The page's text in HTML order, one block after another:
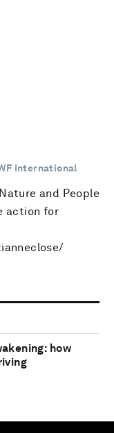
International
and People
action for
how